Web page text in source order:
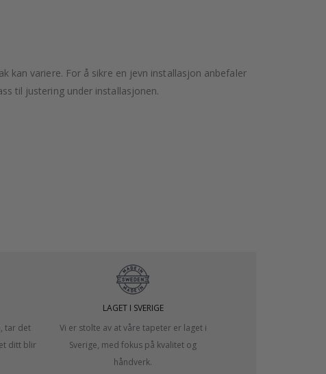
kan variere. For å sikre en jevn installasjon anbefaler
til justering under installasjonen.
tar det
ditt blir
LAGET I SVERIGE
Vi er stolte av at våre tapeter er laget i
Sverige, med fokus på kvalitet og
håndverk.